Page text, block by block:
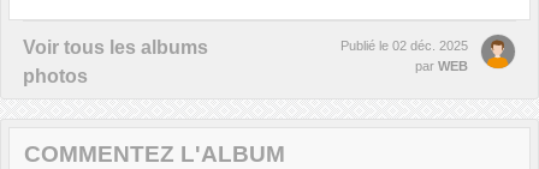
Voir tous les albums
photos
Publié le 02 déc. 2025
par WEB
COMMENTEZ L'ALBUM